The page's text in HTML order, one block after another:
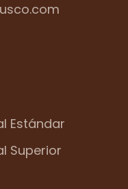
Estándar
Superior